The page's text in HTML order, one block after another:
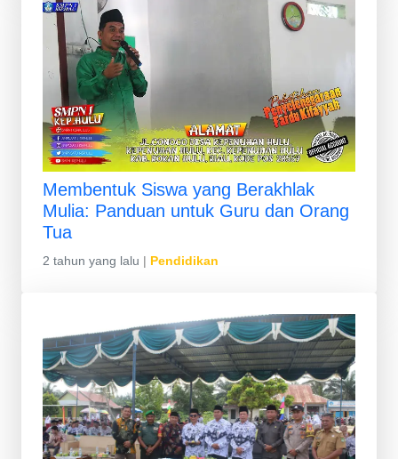
Membentuk Siswa yang Berakhlak
Mulia: Panduan untuk Guru dan Orang
Tua
2 tahun yang lalu | Pendidikan